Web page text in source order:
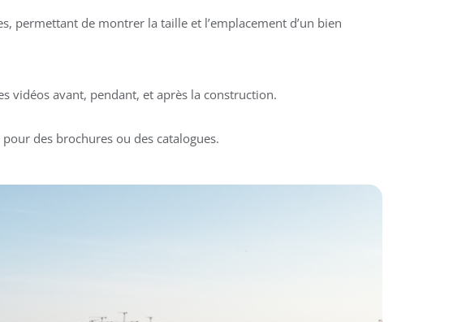
permettant de montrer la taille et l’emplacement d’un bien
vidéos avant, pendant, et après la construction.
des brochures ou des catalogues.